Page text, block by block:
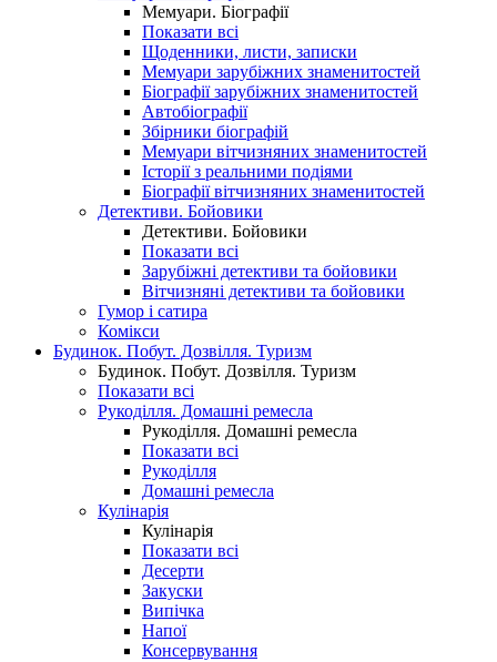
Мемуари. Біографії
Показати всі
Щоденники, листи, записки
Мемуари зарубіжних знаменитостей
Біографії зарубіжних знаменитостей
Автобіографії
Збірники біографій
Мемуари вітчизняних знаменитостей
Історії з реальними подіями
Біографії вітчизняних знаменитостей
Детективи. Бойовики
Детективи. Бойовики
Показати всі
Зарубіжні детективи та бойовики
Вітчизняні детективи та бойовики
Гумор і сатира
Комікси
Будинок. Побут. Дозвілля. Туризм
Будинок. Побут. Дозвілля. Туризм
Показати всі
Рукоділля. Домашні ремесла
Рукоділля. Домашні ремесла
Показати всі
Рукоділля
Домашні ремесла
Кулінарія
Кулінарія
Показати всі
Десерти
Закуски
Випічка
Напої
Консервування